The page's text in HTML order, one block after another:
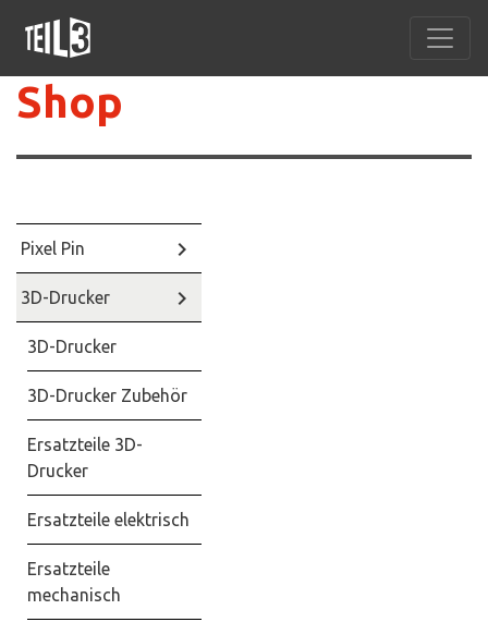
Shop
Pixel Pin keyboard_arrow_right
3D-Drucker keyboard_arrow_right
3D-Drucker
3D-Drucker Zubehör
Ersatzteile 3D-
Drucker
Ersatzteile elektrisch
Ersatzteile
mechanisch